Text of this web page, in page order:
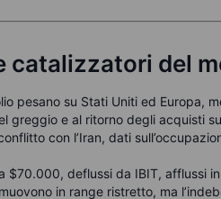
catalizzatori del
pesano su Stati Uniti ed Europa,
greggio e al ritorno degli acquisti
con l’Iran, dati
$70.000, deflussi da IBIT, afflussi in
in range ristretto, ma